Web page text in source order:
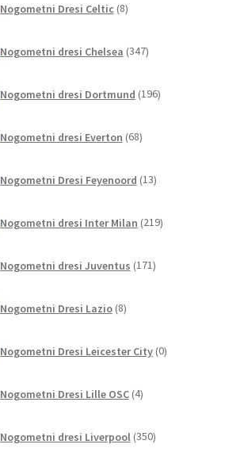
Nogometni Dresi Celtic 8izdelkov
Nogometni dresi Chelsea 347izdelkov
Nogometni dresi Dortmund 196izdelkov
Nogometni dresi Everton 68izdelkov
Nogometni Dresi Feyenoord 13izdelkov
Nogometni dresi Inter Milan 219izdelkov
Nogometni dresi Juventus 171izdelkov
Nogometni Dresi Lazio 8izdelkov
Nogometni Dresi Leicester City 0izdelkov
Nogometni Dresi Lille OSC 4izdelki
Nogometni dresi Liverpool 350izdelkov